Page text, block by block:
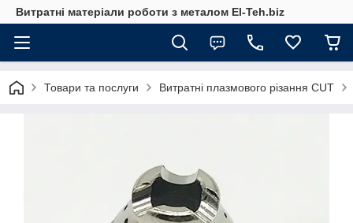
Витратні матеріали роботи з металом El-Teh.biz
Товари та послуги Витратні плазмового різання CUT